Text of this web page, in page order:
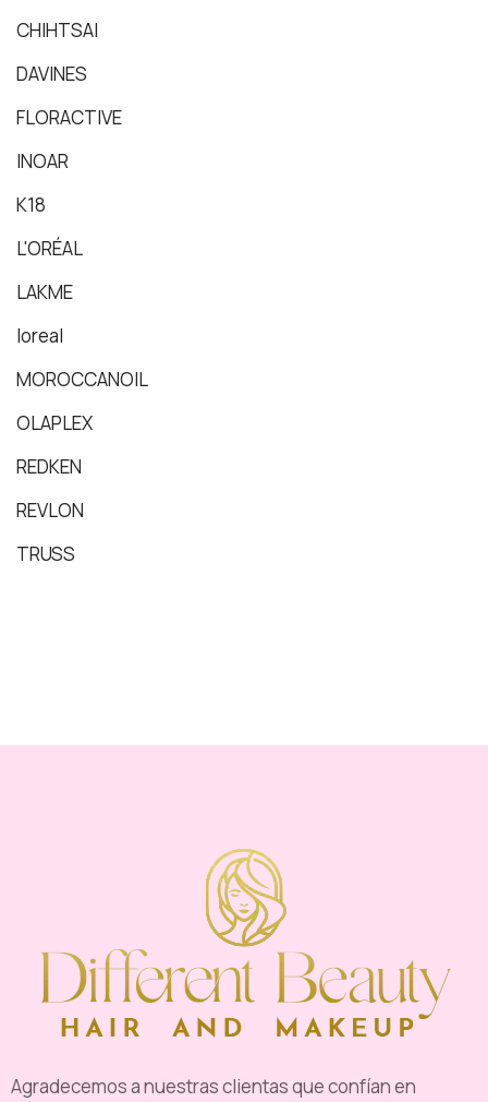
CHIHTSAI
DAVINES
FLORACTIVE
INOAR
K18
L'ORÉAL
LAKME
loreal
MOROCCANOIL
OLAPLEX
REDKEN
REVLON
TRUSS
Agradecemos a nuestras clientas que confían en